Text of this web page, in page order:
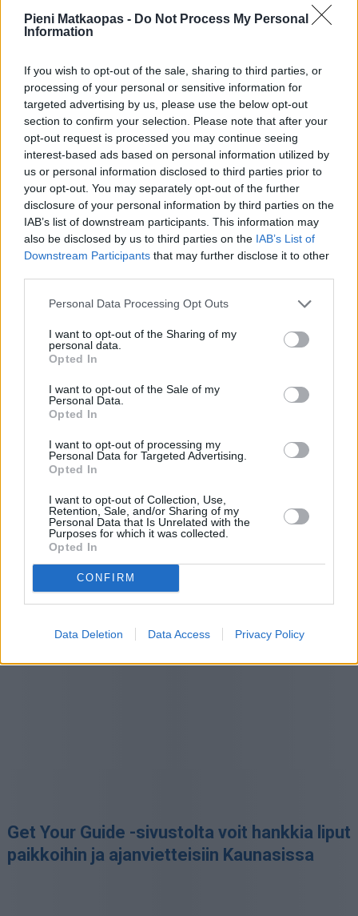
Pieni Matkaopas - Do Not Process My Personal
Information
If you wish to opt-out of the sale, sharing to third parties, or
processing of your personal or sensitive information for
targeted advertising by us, please use the below opt-out
section to confirm your selection. Please note that after your
opt-out request is processed you may continue seeing
interest-based ads based on personal information utilized by
us or personal information disclosed to third parties prior to
your opt-out. You may separately opt-out of the further
disclosure of your personal information by third parties on the
IAB’s list of downstream participants. This information may
also be disclosed by us to third parties on the IAB’s List of
Downstream Participants that may further disclose it to other
Personal Data Processing Opt Outs
I want to opt-out of the Sharing of my
personal data.
Opted In
I want to opt-out of the Sale of my
Personal Data.
Opted In
I want to opt-out of processing my
Personal Data for Targeted Advertising.
Opted In
I want to opt-out of Collection, Use,
Retention, Sale, and/or Sharing of my
Personal Data that Is Unrelated with the
Purposes for which it was collected.
Opted In
CONFIRM
Data Deletion Data Access Privacy Policy
Ilmasto
kesäkaudet ja jonkin verran lyhyemmät ja usein
talvisemmatkin talvikaudet. Aurinko paistaa suurin piirtein
saman kuin Helsingissä, eli 1750 tuntia vuodessa, ja
Kaunaksessa sataa suurin piirtein saman verran kuin
Helsingissä, mutta sateet tulevat harvemmin ja rankempina
kuin Suomessa.
Kaunaksenkevät alkaa monena vuotena huhtikuun
alussa, eikä huhtikuussa enää ole yöpakkasia ja päivisin
on kuun loppua kohden mentäessä reilusti yli 10 astetta.
Varsinainen
kesäkausi alkaa kuitenkin vasta toukokuun
yhteensä. Kesän alku on yleensä toukokuun lopussa tai
päivälämpötilat ovat 21–23 astetta ja öisin on 12–15
astetta. Hellejaksoja on muutama kesässä, ja sekä heinä-
huomattavasti lämpimämpi kuukausi kuin Etelä-Suomessa,
ja kuun loppupuolella ja vielä syyskuussakin on lähes joka
Kaunaksessa kesä on vuoden sateisin aika, ja vaikka
sateita ei tule kovin usein, ovat ne usein hyvin rankkoja.
neljän kesäkuukauden tavoin ja jolloin illat alkavat pimetä
jo varhain. Syksy on kuitenkin vähäsateisempaa aikaa kuin
kesä, ja se on monin tavoin hyvä vuodenaika vierailla
Kaunaksessa. Lämpötilat ovat syyskuussa päivisin yli
15:ssa asteessa mutta öisin on alle 10 astetta.
Get Your Guide -sivustolta voit hankkia liput
paikkoihin ja ajanvietteisiin Kaunasissa